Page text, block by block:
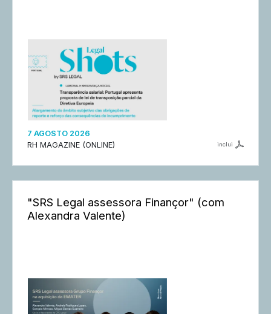
7 AGOSTO 2026
RH MAGAZINE (ONLINE)
inclui
"SRS Legal assessora Finançor" (com
Alexandra Valente)